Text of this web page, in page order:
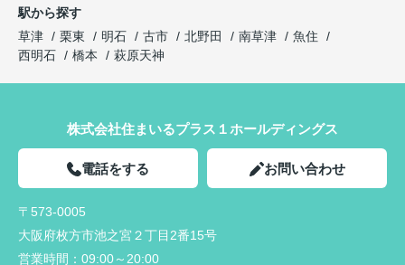
駅から探す
草津
栗東 明石 古市 北野田 南草津
魚住
西明石
橋本 萩原天神
株式会社住まいるプラス１ホールディングス
電話をする お問い合わせ
〒573-0005
大阪府枚方市池之宮２丁目2番15号
営業時間： 09:00～20:00